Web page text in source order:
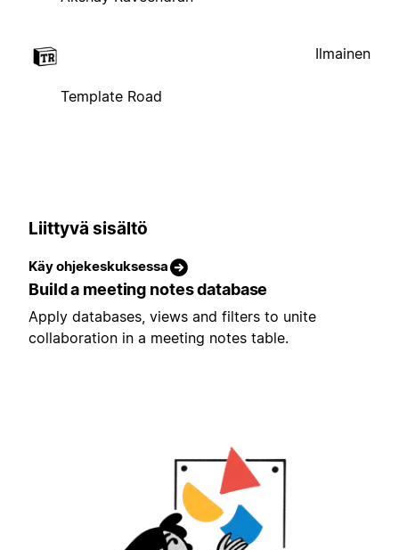
Template Road
Ilmainen
Liittyvä sisältö
Käy ohjekeskuksessa
Build a meeting notes database
Apply databases, views and filters to unite
collaboration in a meeting notes table.